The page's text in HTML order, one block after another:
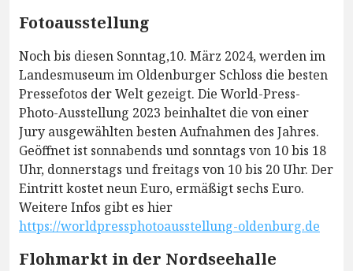
Fotoausstellung
Noch bis diesen Sonntag,10. März 2024, werden im
Landesmuseum im Oldenburger Schloss die besten
Pressefotos der Welt gezeigt. Die World-Press-
Photo-Ausstellung 2023 beinhaltet die von einer
Jury ausgewählten besten Aufnahmen des Jahres.
Geöffnet ist sonnabends und sonntags von 10 bis 18
Uhr, donnerstags und freitags von 10 bis 20 Uhr. Der
Eintritt kostet neun Euro, ermäßigt sechs Euro.
Weitere Infos gibt es hier
https://worldpressphotoausstellung-oldenburg.de
Flohmarkt in der Nordseehalle